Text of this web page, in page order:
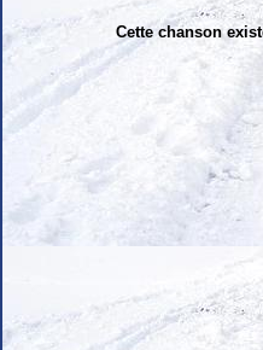
Cette chanson